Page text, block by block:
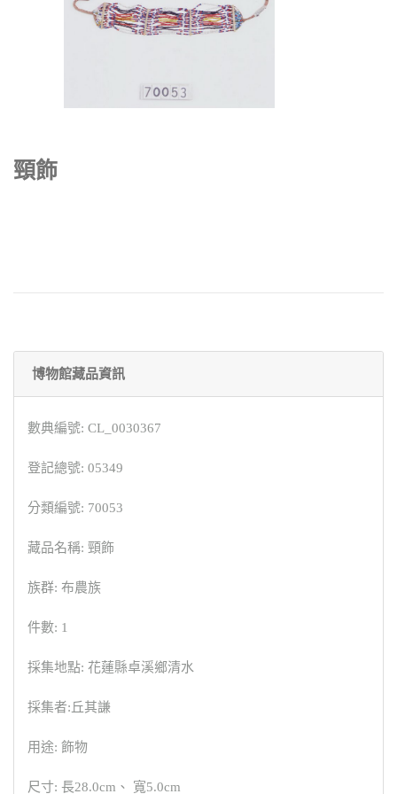
頸飾
博物館藏品資訊
數典編號: CL_0030367
登記總號: 05349
分類編號: 70053
藏品名稱: 頸飾
族群: 布農族
件數: 1
採集地點: 花蓮縣卓溪鄉清水
採集者:丘其謙
用途: 飾物
尺寸: 長28.0cm、 寬5.0cm